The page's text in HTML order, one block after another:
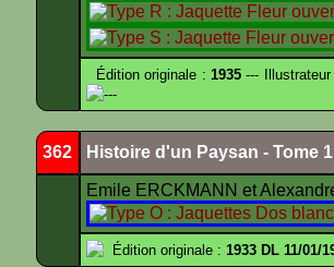
Édition originale : 1935--- Illustrateur
---
362 Histoire d'un Paysan - Tome 1
Emile ERCKMANN et
Édition originale : 1933 DL 11/01/